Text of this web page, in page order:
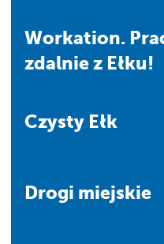
Workation. Pracuj
zdalnie z Ełku!
Czysty Ełk
Drogi miejskie